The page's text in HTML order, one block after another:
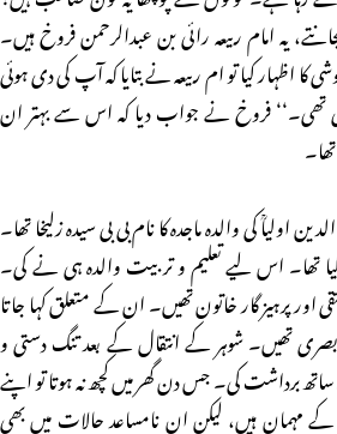
یہ امام ربیعہ رائی بن عبدالرحمن فروخ ہیں۔
اظہار کیا تو ام ربیعہ نے بتایا کہ آپ کی دی ہوئی
تھی۔‘‘ فروخ نے جواب دیا کہ اس سے بہتر ان
اولیاؒ کی والدہ ماجدہ کا نام بی بی سیدہ زلیخا تھا۔
تھا۔ اس لیے تعلیم و تربیت والدہ ہی نے کی۔
پرہیز گار خاتون تھیں۔ ان کے متعلق کہا جاتا
تھیں۔ شوہر کے انتقال کے بعد تنگ دستی و
برداشت کی۔ جس دن گھر میں کچھ نہ ہوتا تو اپنے
مہمان ہیں، لیکن ان نامساعد حالات میں بھی